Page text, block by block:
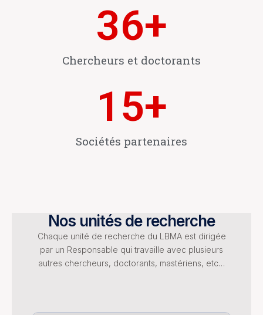
36+
Chercheurs et doctorants
15+
Sociétés partenaires
Nos unités de recherche
Chaque unité de recherche du LBMA est dirigée
par un Responsable qui travaille avec plusieurs
autres chercheurs, doctorants, mastériens, etc…